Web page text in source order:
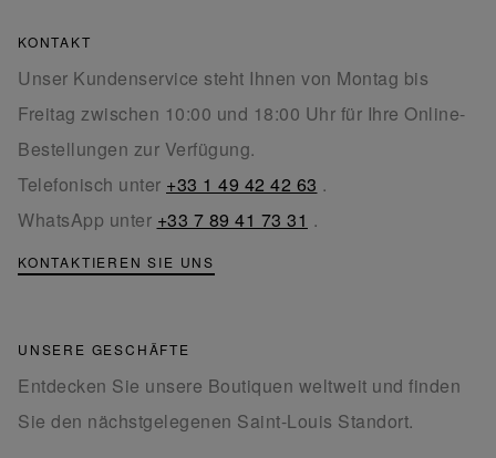
KONTAKT
Unser Kundenservice steht Ihnen von Montag bis
Freitag zwischen 10:00 und 18:00 Uhr für Ihre Online-
Bestellungen zur Verfügung.
Telefonisch unter +33 1 49 42 42 63 .
WhatsApp unter +33 7 89 41 73 31 .
KONTAKTIEREN SIE UNS
UNSERE GESCHÄFTE
Entdecken Sie unsere Boutiquen weltweit und finden
Sie den nächstgelegenen Saint-Louis Standort.